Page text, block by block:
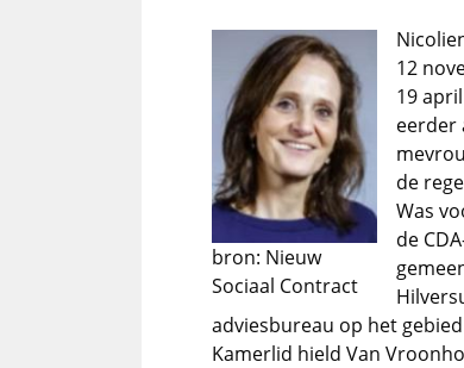
bron: Nieuw
Sociaal Contract
12
19
eerder
de
Was
de
adviesbureau op het
Kamerlid hield Van